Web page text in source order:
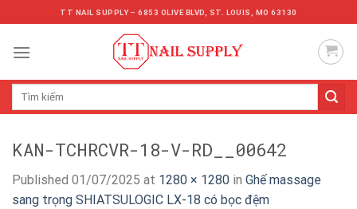
to
content
TT NAIL SUPPLY – 6853 OLIVE BLVD, ST. LOUIS, MO 63130
Tìm
KAN-TCHRCVR-18-V-RD__00642
Published 01/07/2025 at 1280 × 1280 in Ghế massage
sang trọng SHIATSULOGIC LX-18 có bọc đệm